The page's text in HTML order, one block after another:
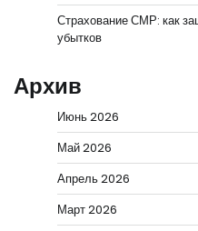
Страхование СМР: как
убытков
Архив
Июнь 2026
Май 2026
Апрель 2026
Март 2026